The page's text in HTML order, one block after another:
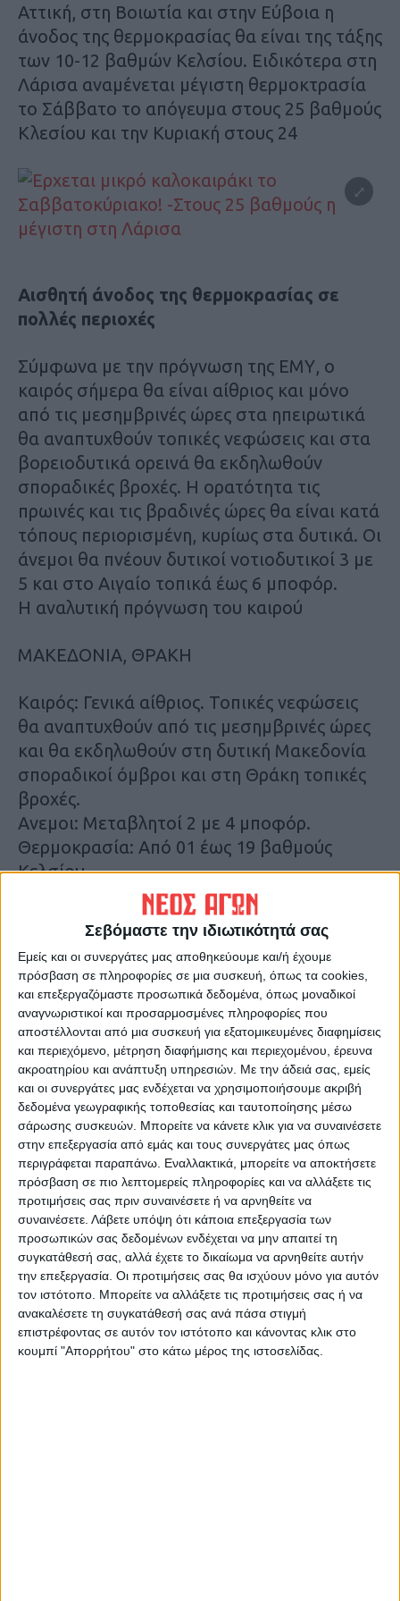
Σεβόμαστε την ιδιωτικότητά σας
Εμείς και οι συνεργάτες μας αποθηκεύουμε και/ή έχουμε
πρόσβαση σε πληροφορίες σε μια συσκευή, όπως τα cookies,
και επεξεργαζόμαστε προσωπικά δεδομένα, όπως μοναδικοί
αναγνωριστικοί και προσαρμοσμένες πληροφορίες που
αποστέλλονται από μια συσκευή για εξατομικευμένες διαφημίσεις
και περιεχόμενο, μέτρηση διαφήμισης και περιεχομένου, έρευνα
ακροατηρίου και ανάπτυξη υπηρεσιών. Με την άδειά σας, εμείς
και οι συνεργάτες μας ενδέχεται να χρησιμοποιήσουμε ακριβή
δεδομένα γεωγραφικής τοποθεσίας και ταυτοποίησης μέσω
σάρωσης συσκευών. Μπορείτε να κάνετε κλικ για να συναινέσετε
στην επεξεργασία από εμάς και τους συνεργάτες μας όπως
περιγράφεται παραπάνω. Εναλλακτικά, μπορείτε να αποκτήσετε
πρόσβαση σε πιο λεπτομερείς πληροφορίες και να αλλάξετε τις
προτιμήσεις σας πριν συναινέσετε ή να αρνηθείτε να
συναινέσετε. Λάβετε υπόψη ότι κάποια επεξεργασία των
προσωπικών σας δεδομένων ενδέχεται να μην απαιτεί τη
συγκατάθεσή σας, αλλά έχετε το δικαίωμα να αρνηθείτε αυτήν
την επεξεργασία. Οι προτιμήσεις σας θα ισχύουν μόνο για αυτόν
τον ιστότοπο. Μπορείτε να αλλάξετε τις προτιμήσεις σας ή να
ανακαλέσετε τη συγκατάθεσή σας ανά πάσα στιγμή
επιστρέφοντας σε αυτόν τον ιστότοπο και κάνοντας κλικ στο
κουμπί "Απορρήτου" στο κάτω μέρος της ιστοσελίδας.
Αττική, στη Βοιωτία και στην Εύβοια η
άνοδος της θερμοκρασίας θα είναι της τάξης
των 10-12 βαθμών Κελσίου. Ειδικότερα στη
Λάρισα αναμένεται μέγιστη θερμοκτρασία
το Σάββατο το απόγευμα στους 25 βαθμούς
Κλεσίου και την Κυριακή στους 24
Αισθητή άνοδος της θερμοκρασίας σε
πολλές περιοχές
Σύμφωνα με την πρόγνωση της ΕΜΥ, ο
καιρός σήμερα θα είναι αίθριος και μόνο
από τις μεσημβρινές ώρες στα ηπειρωτικά
θα αναπτυχθούν τοπικές νεφώσεις και στα
βορειοδυτικά ορεινά θα εκδηλωθούν
σποραδικές βροχές. Η ορατότητα τις
πρωινές και τις βραδινές ώρες θα είναι κατά
τόπους περιορισμένη, κυρίως στα δυτικά. Οι
άνεμοι θα πνέουν δυτικοί νοτιοδυτικοί 3 με
5 και στο Αιγαίο τοπικά έως 6 μποφόρ.
Η αναλυτική πρόγνωση του καιρού
ΜΑΚΕΔΟΝΙΑ, ΘΡΑΚΗ
Καιρός: Γενικά αίθριος. Τοπικές νεφώσεις
θα αναπτυχθούν από τις μεσημβρινές ώρες
και θα εκδηλωθούν στη δυτική Μακεδονία
σποραδικοί όμβροι και στη Θράκη τοπικές
βροχές.
Ανεμοι: Μεταβλητοί 2 με 4 μποφόρ.
Θερμοκρασία: Από 01 έως 19 βαθμούς
Κελσίου.
ΝΗΣΙΑ ΙΟΝΙΟΥ, ΗΠΕΙΡΟΣ, ΔΥΤΙΚΗ ΣΤΕΡΕΑ,
ΔΥΤΙΚΗ ΠΕΛΟΠΟΝΝΗΣΟΣ
Καιρός: Λίγες νεφώσεις πρόσκαιρα
αυξημένες στα ηπειρωτικά τις μεσημβρινές
και απογευματινές ώρες, οπότε στα ορεινά
της Ηπείρου θα εκδηλωθούν τοπικοί
όμβροι.
Ανεμοι: Νοτιοδυτικοί 2 με 4 μποφόρ.
Θερμοκρασία: Από 06 έως 20 βαθμούς
Κελσίου. Στο εσωτερικό της Ηπείρου η
ελάχιστη 2 με 3 βαθμούς χαμηλότερη.
ΘΕΣΣΑΛΙΑ, ΑΝΑΤΟΛΙΚΗ ΣΤΕΡΕΑ, ΕΥΒΟΙΑ,
ΑΝΑΤΟΛΙΚΗ ΠΕΛΟΠΟΝΝΗΣΟΣ
Καιρός: Γενικά αίθριος με λίγες νεφώσεις
κυρίως τις μεσημβρινές και απογευματινές
ώρες.